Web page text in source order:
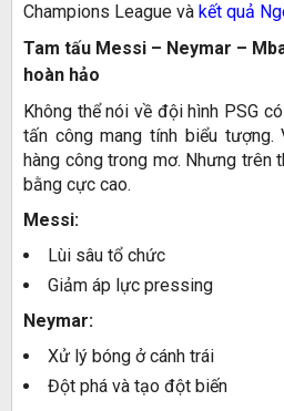
Champions League và kết quả
Tam tấu Messi – Neymar –
hoàn hảo
Không thể nói về đội hình PSG
tấn công mang tính biểu
hàng công trong mơ. Nhưng trên
bằng cực cao.
Messi:
Lùi sâu tổ chức
Giảm áp lực pressing
Neymar:
Xử lý bóng ở cánh trái
Đột phá và tạo đột biến